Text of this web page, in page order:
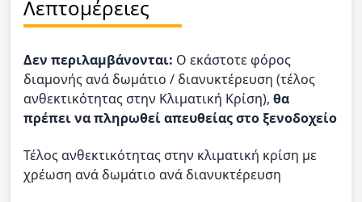
Λεπτομέρειες
Δεν περιλαμβάνονται: O εκάστοτε φόρος
διαμονής ανά δωμάτιο / διανυκτέρευση (τέλος
ανθεκτικότητας στην Κλιματική Κρίση), θα
πρέπει να πληρωθεί απευθείας στο ξενοδοχείο
Τέλος ανθεκτικότητας στην κλιματική κρίση με
χρέωση ανά δωμάτιο ανά διανυκτέρευση